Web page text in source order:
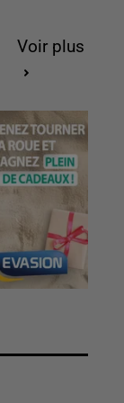
Voir plus